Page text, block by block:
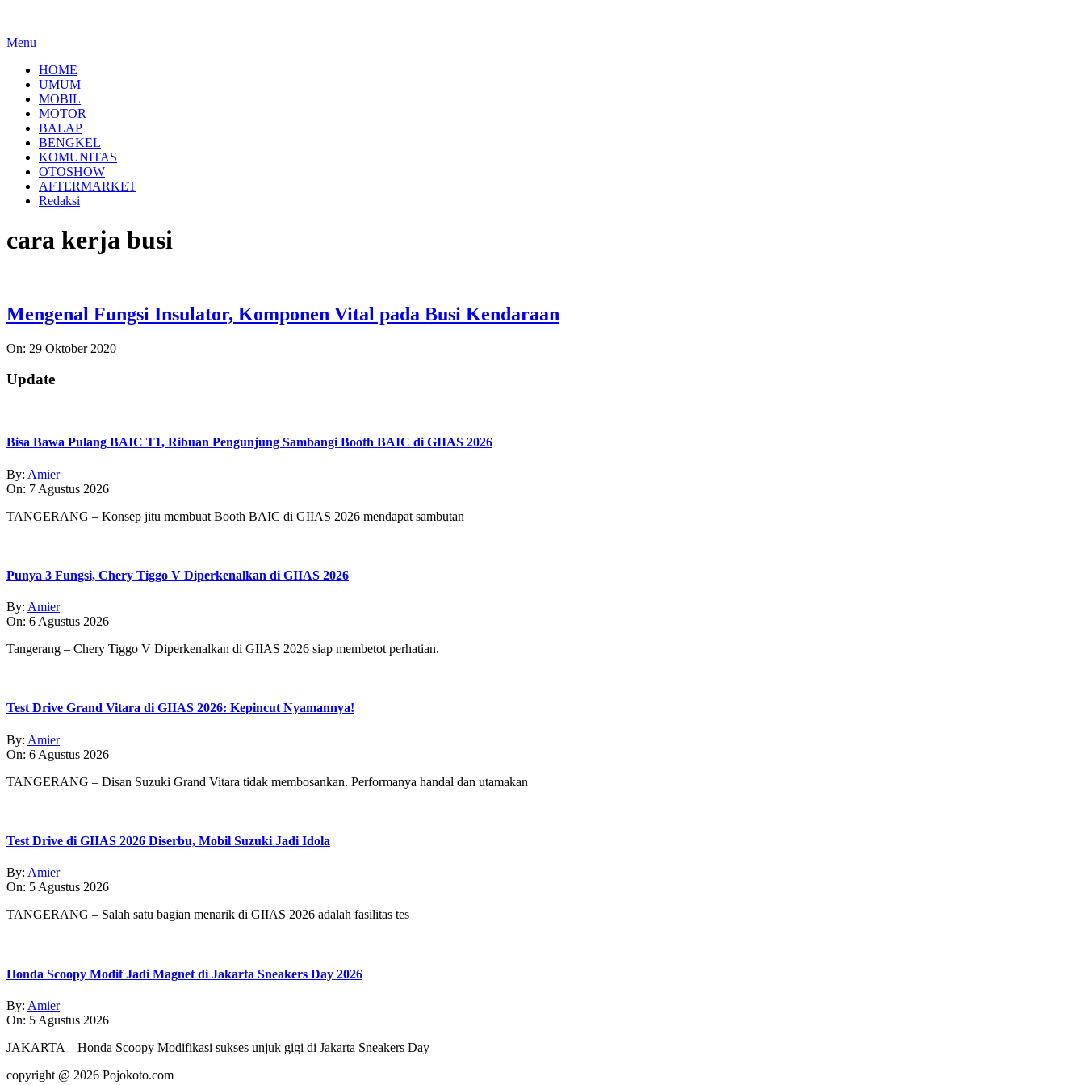
Menu
HOME
UMUM
MOBIL
MOTOR
BALAP
BENGKEL
KOMUNITAS
OTOSHOW
AFTERMARKET
Redaksi
cara kerja busi
Mengenal Fungsi Insulator, Komponen Vital pada Busi Kendaraan
2020-
29
On: 29 Oktober 2020
Update
Bisa Bawa Pulang BAIC T1, Ribuan Pengunjung Sambangi Booth BAIC di GIIAS 2026
By: Amier
On: 7 Agustus 2026
TANGERANG – Konsep jitu membuat Booth BAIC di GIIAS 2026 mendapat sambutan
Punya 3 Fungsi, Chery Tiggo V Diperkenalkan di GIIAS 2026
By: Amier
On: 6 Agustus 2026
Tangerang – Chery Tiggo V Diperkenalkan di GIIAS 2026 siap membetot perhatian.
Test Drive Grand Vitara di GIIAS 2026: Kepincut Nyamannya!
By: Amier
On: 6 Agustus 2026
TANGERANG – Disan Suzuki Grand Vitara tidak membosankan. Performanya handal dan utamakan
Test Drive di GIIAS 2026 Diserbu, Mobil Suzuki Jadi Idola
By: Amier
On: 5 Agustus 2026
TANGERANG – Salah satu bagian menarik di GIIAS 2026 adalah fasilitas tes
Honda Scoopy Modif Jadi Magnet di Jakarta Sneakers Day 2026
By: Amier
On: 5 Agustus 2026
JAKARTA – Honda Scoopy Modifikasi sukses unjuk gigi di Jakarta Sneakers Day
copyright @ 2026 Pojokoto.com